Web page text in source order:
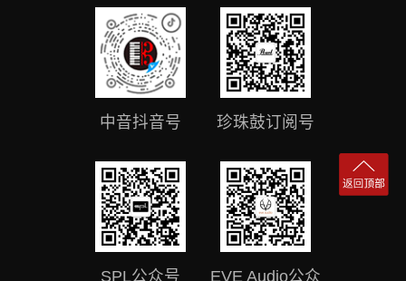
中音抖音号 珍珠鼓订阅号
SPL公众号 EVE Audio公众